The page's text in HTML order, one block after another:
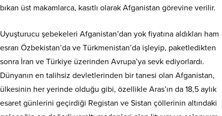
bıkan üst makamlarca, kasıtlı olarak Afganistan görevine verilir.
Uyuşturucu şebekeleri Afganistan’dan yok fiyatına aldıkları ham
esrarı Özbekistan’da ve Türkmenistan’da işleyip, paketledikten
sonra İran ve Türkiye üzerinden Avrupa’ya sevk ediyorlardı.
Dünyanın en talihsiz devletlerinden bir tanesi olan Afganistan,
ülkesinin her yerinde olduğu gibi, özellikle Aras’ın da 18,5 aylık
esaret günlerini geçirdiği Registan ve Sistan çöllerinin altındaki